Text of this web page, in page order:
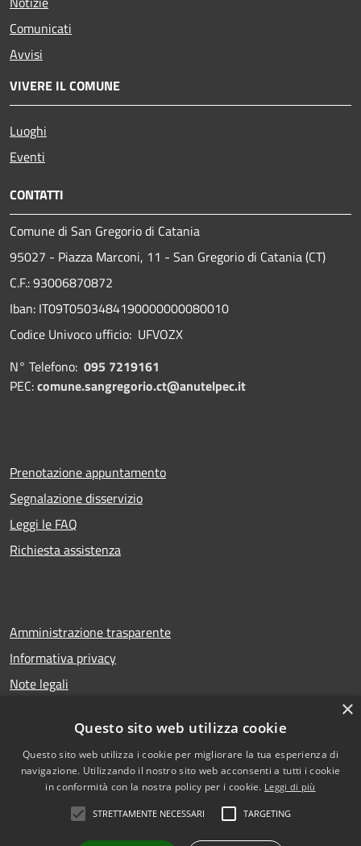
Comunicati
Avvisi
VIVERE IL COMUNE
Luoghi
Eventi
CONTATTI
Comune di San Gregorio di Catania
95027 - Piazza Marconi, 11 - San Gregorio di Catania (CT)
C.F.: 93006870872
Iban: IT09T0503484190000000080010
Codice Univoco ufficio: UFVOZX
N° Telefono: 095 7219161
PEC:comune.sangregorio.ct@anutelpec.it
Prenotazione appuntamento
Segnalazione disservizio
Leggi le FAQ
Richiesta assistenza
Amministrazione trasparente
Informativa privacy
Note legali
Accessibilità
Copyright © 2026 • Comune di
Powered byMunicipium
Accesso redazione
×
Questo sito web utilizza cookie
Questo sito web utilizza i cookie per migliorare la tua esperienza di
navigazione. Utilizzando il nostro sito web acconsenti a tutti i cookie
in conformità con la nostra policy per i cookie. Leggi di più
STRETTAMENTE NECESSARI TARGETING